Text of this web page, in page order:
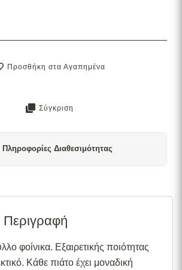
Προσθήκη στα Αγαπημένα
Σύγκριση
Διαθεσιμότητας
παραγγελίας:
της παραγγελίας σας.
μπορεί να ζητηθεί κατόπιν
Περιγραφή
φοίνικα. Εξαιρετικής ποιότητας
Κάθε πιάτο έχει μοναδική